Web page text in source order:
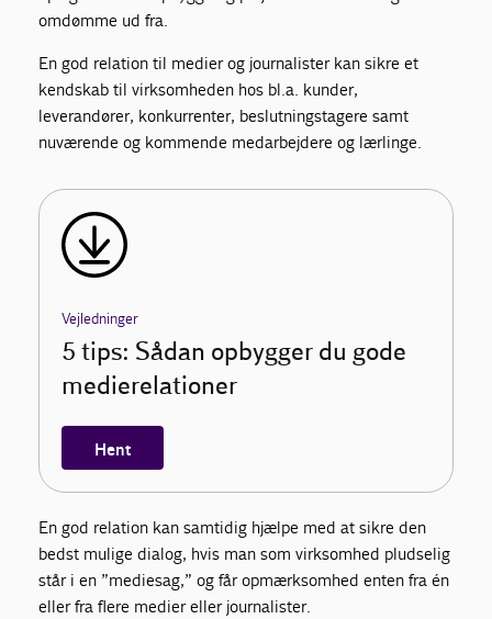
omdømme ud fra.
En god relation til medier og journalister kan sikre et
kendskab til virksomheden hos bl.a. kunder,
leverandører, konkurrenter, beslutningstagere samt
nuværende og kommende medarbejdere og lærlinge.
Vejledninger
5 tips: Sådan opbygger du gode
medierelationer
Hent
En god relation kan samtidig hjælpe med at sikre den
bedst mulige dialog, hvis man som virksomhed pludselig
står i en ”mediesag,” og får opmærksomhed enten fra én
eller fra flere medier eller journalister.